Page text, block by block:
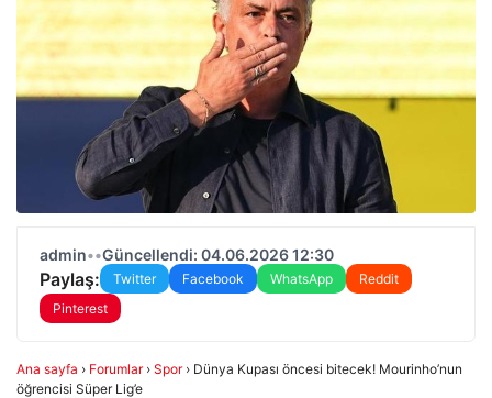
admin••Güncellendi: 04.06.2026 12:30
Paylaş: Twitter Facebook WhatsApp
Reddit
Pinterest
Ana sayfa › Forumlar › Spor › Dünya Kupası öncesi bitecek! Mourinho’nun
öğrencisi Süper Lig’e